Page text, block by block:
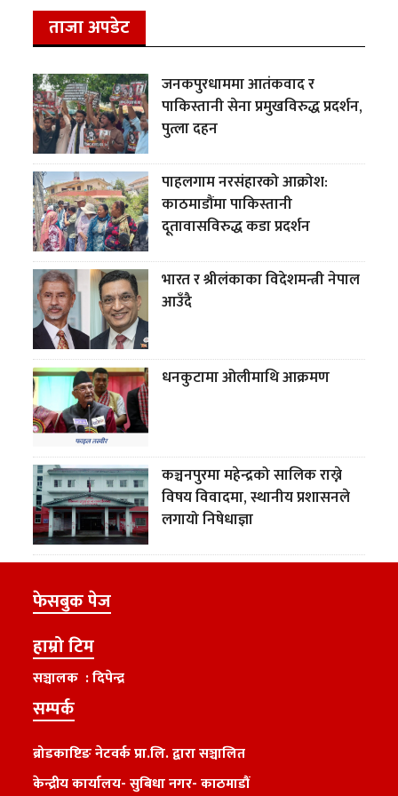
ताजा अपडेट
जनकपुरधाममा आतंकवाद र
पाकिस्तानी सेना प्रमुखविरुद्ध प्रदर्शन,
पुत्ला दहन
पाहलगाम नरसंहारको आक्रोश:
काठमाडौंमा पाकिस्तानी
दूतावासविरुद्ध कडा प्रदर्शन
भारत र श्रीलंकाका विदेशमन्त्री नेपाल
आउँदै
धनकुटामा ओलीमाथि आक्रमण
कञ्चनपुरमा महेन्द्रको सालिक राख्ने
विषय विवादमा, स्थानीय प्रशासनले
लगायो निषेधाज्ञा
फेसबुक पेज
हाम्रो टिम
सञ्चालक : दिपेन्द्र
सम्पर्क
ब्रोडकाष्टिङ नेटवर्क प्रा.लि. द्वारा सञ्चालित
केन्द्रीय कार्यालय-सुबिधा नगर- काठमाडौं